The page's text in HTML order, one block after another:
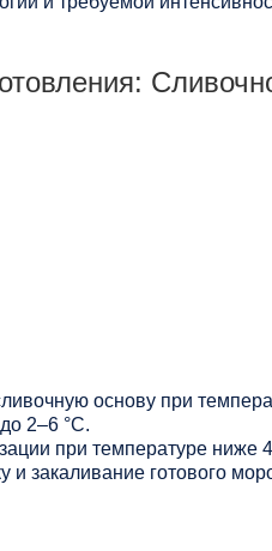
основу при
2–6 °C.
при температуре ниже
закаливание готового